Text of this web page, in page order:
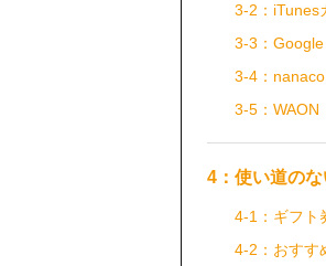
3-2：iTunes
3-3：
3-4：nanaco
3-5：WAON
4：使い道の
4-1：ギフト
4-2：おすす